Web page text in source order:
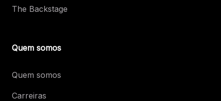
The Backstage
Quem somos
Quem somos
Carreiras